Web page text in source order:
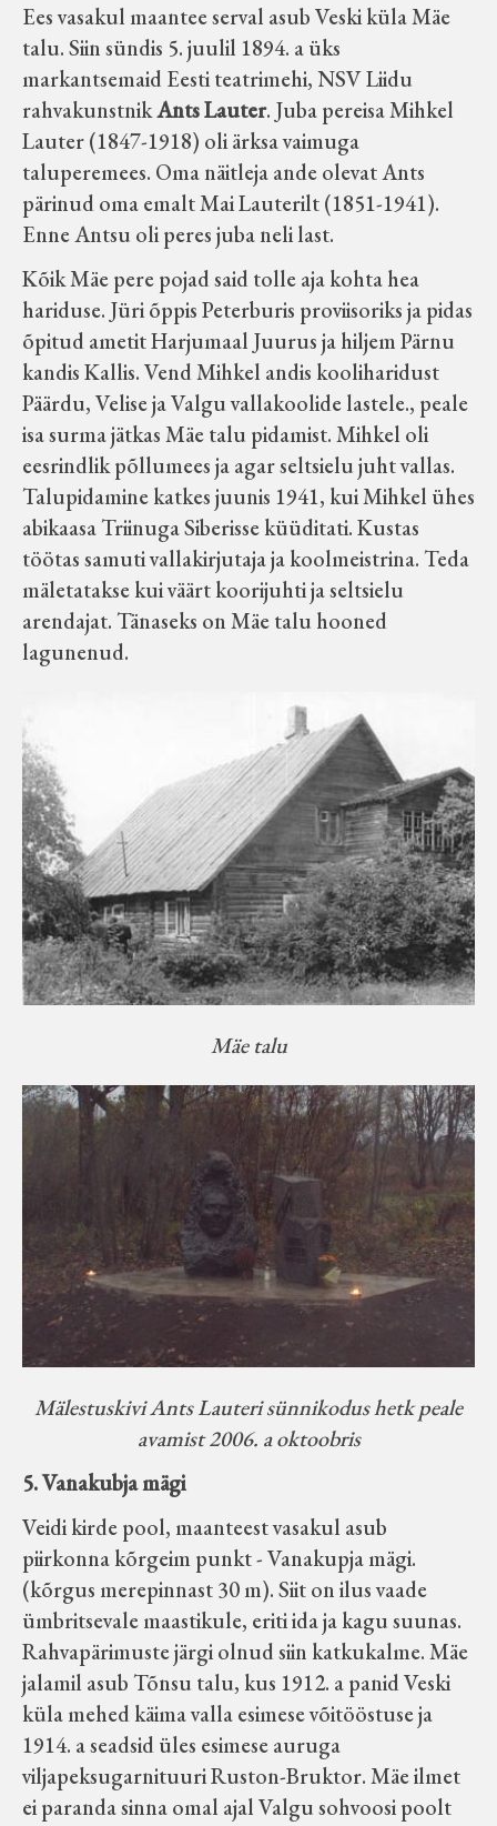
Ees vasakul maantee serval asub Veski küla Mäe
talu. Siin sündis 5. juulil 1894. a üks
markantsemaid Eesti teatrimehi, NSV Liidu
rahvakunstnikAnts Lauter. Juba pereisa Mihkel
Lauter (1847-1918) oli ärksa vaimuga
taluperemees. Oma näitleja ande olevat Ants
pärinud oma emalt Mai Lauterilt (1851-1941).
Enne Antsu oli peres juba neli last.
Kõik Mäe pere pojad said tolle aja kohta hea
hariduse. Jüri õppis Peterburis proviisoriks ja pidas
õpitud ametit Harjumaal Juurus ja hiljem Pärnu
kandis Kallis. Vend Mihkel andis kooliharidust
Päärdu, Velise ja Valgu vallakoolide lastele., peale
isa surma jätkas Mäe talu pidamist. Mihkel oli
eesrindlik põllumees ja agar seltsielu juht vallas.
Talupidamine katkes juunis 1941, kui Mihkel ühes
abikaasa Triinuga Siberisse küüditati. Kustas
töötas samuti vallakirjutaja ja koolmeistrina. Teda
mäletatakse kui väärt koorijuhti ja seltsielu
arendajat. Tänaseks on Mäe talu hooned
lagunenud.
Mäe talu
Mälestuskivi Ants Lauteri sünnikodus hetk peale
avamist 2006. a oktoobris
5. Vanakubja mägi
Veidi kirde pool, maanteest vasakul asub
piirkonna kõrgeim punkt - Vanakupja mägi.
(kõrgus merepinnast 30 m). Siit on ilus vaade
ümbritsevale maastikule, eriti ida ja kagu suunas.
Rahvapärimuste järgi olnud siin katkukalme. Mäe
jalamil asub Tõnsu talu, kus 1912. a panid Veski
küla mehed käima valla esimese võitööstuse ja
1914. a seadsid üles esimese auruga
viljapeksugarnituuri Ruston-Bruktor. Mäe ilmet
ei paranda sinna omal ajal Valgu sohvoosi poolt